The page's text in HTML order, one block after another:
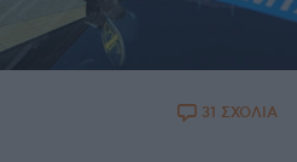
31 ΣΧΟΛΙΑ